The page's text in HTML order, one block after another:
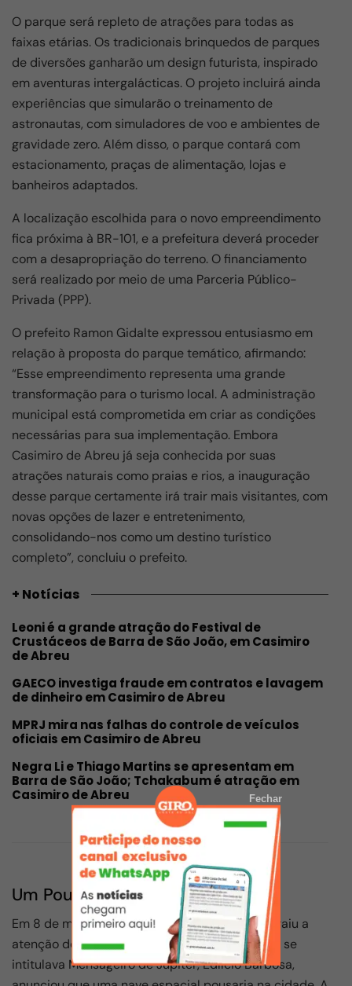
O parque será repleto de atrações para todas as
faixas etárias. Os tradicionais brinquedos de parques
de diversões ganharão um design futurista, inspirado
em aventuras intergalácticas. O projeto incluirá ainda
experiências que simularão o treinamento de
astronautas, com simuladores de voo e ambientes de
gravidade zero. Além disso, o parque contará com
estacionamento, praças de alimentação, lojas e
banheiros adaptados.
A localização escolhida para o novo empreendimento
fica próxima à BR-101, e a prefeitura deverá proceder
com a desapropriação do terreno. O financiamento
será realizado por meio de uma Parceria Público-
Privada (PPP).
O prefeito Ramon Gidalte expressou entusiasmo em
relação à proposta do parque temático, afirmando:
“Esse empreendimento representa uma grande
transformação para o turismo local. A administração
municipal está comprometida em criar as condições
necessárias para sua implementação. Embora
Casimiro de Abreu já seja conhecida por suas
atrações naturais como praias e rios, a inauguração
desse parque certamente irá trair mais visitantes, com
novas opções de lazer e entretenimento,
consolidando-nos como um destino turístico
completo”, concluiu o prefeito.
+ Notícias
Leoni é a grande atração do Festival de
Crustáceos de Barra de São João, em Casimiro
de Abreu
GAECO investiga fraude em contratos e lavagem
de dinheiro em Casimiro de Abreu
MPRJ mira nas falhas do controle de veículos
oficiais em Casimiro de Abreu
Negra Li e Thiago Martins se apresentam em
Barra de São João; Tchakabum é atração em
Casimiro de Abreu
Um Pouco da História
Em 8 de março de 1980, Casimiro de Abreu atraiu a
atenção do Brasil e do mundo. Um homem que se
intitulava Mensageiro de Júpiter, Edílcio Barbosa,
Fechar